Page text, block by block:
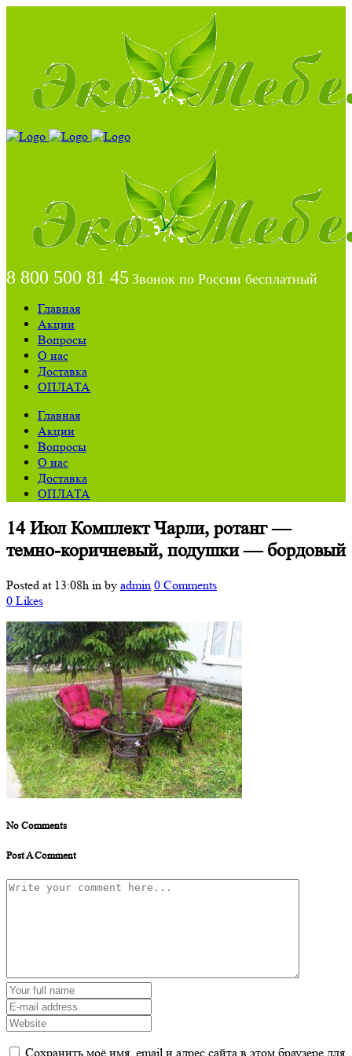
8 800 500 81 45 Звонок по России бесплатный
Главная
Акции
Вопросы
О нас
Доставка
ОПЛАТА
Главная
Акции
Вопросы
О нас
Доставка
ОПЛАТА
14 ИюлКомплект Чарли, ротанг —
темно-коричневый, подушки — бордовый
Posted at 13:08h in by admin 0 Comments
0 Likes
No Comments
Post A Comment
Сохранить моё имя, email и адрес сайта в этом браузере для